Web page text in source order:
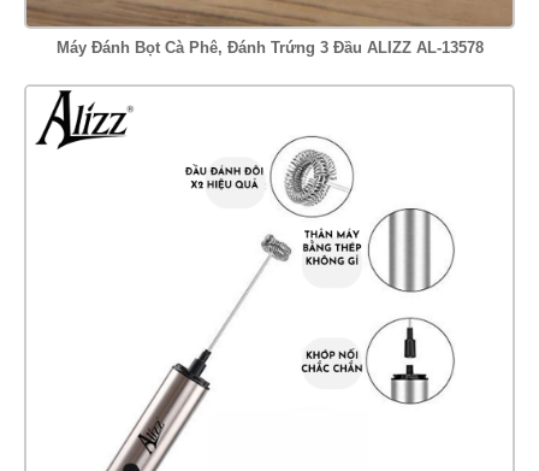
Máy Đánh Bọt Cà Phê, Đánh Trứng 3 Đầu ALIZZ AL-13578